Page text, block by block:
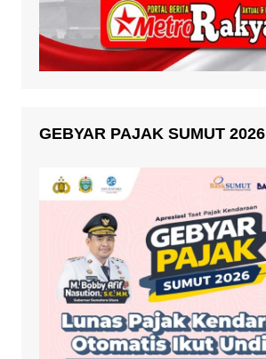
GEBYAR PAJAK SUMUT 2026